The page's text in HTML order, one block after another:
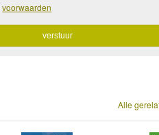
voorwaarden
Alle